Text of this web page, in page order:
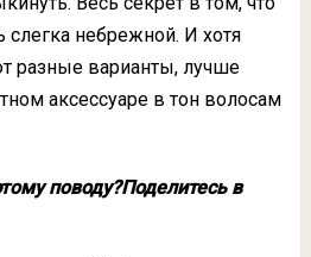
небрежной. И хотя
разные варианты, лучше
аксессуаре в тон волосам
поводу?Поделитесь в